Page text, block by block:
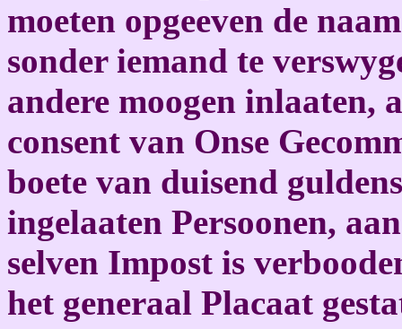
moeten opgeeven de
sonder iemand te
andere moogen inlaaten,
consent van Onse
boete van duisend
ingelaaten Persoonen,
selven Impost is
het generaal Placaat